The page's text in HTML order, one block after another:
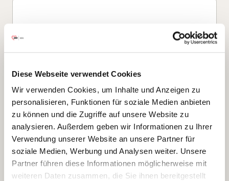
Diese Webseite verwendet Cookies
Wir verwenden Cookies, um Inhalte und Anzeigen zu
personalisieren, Funktionen für soziale Medien anbieten
zu können und die Zugriffe auf unsere Website zu
analysieren. Außerdem geben wir Informationen zu Ihrer
Verwendung unserer Website an unsere Partner für
soziale Medien, Werbung und Analysen weiter. Unsere
Partner führen diese Informationen möglicherweise mit
weiteren Daten zusammen, die Sie ihnen bereitgestellt
Ich bin damit einverstanden, dass meine personenbezogenen Daten
ausschließlich zum Zweck der Durchführung der Kontaktanfrage
verarbeitet, auf IT- Systemen der Garitz Bewirtschaftungsbetriebe
GmbH, Heinrich-von-Kleist-Straße 2, 97688 Bad Kissingen
(Betreiber) gespeichert und an die für das Stellenangebot
verantwortliche Stelle zur Kontaktaufnahme weitergegeben
werden.
Diese Einwilligungserklärung kann ich jederzeit gegenüber dem